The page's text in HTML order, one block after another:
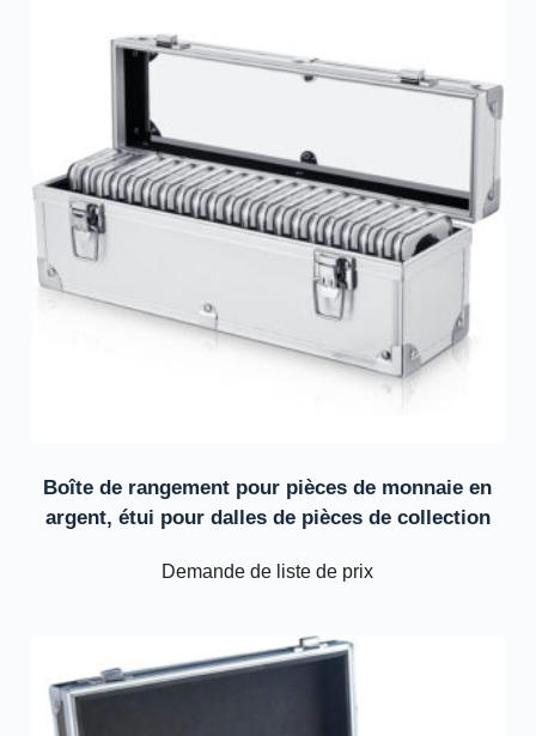
Boîte de rangement pour pièces de monnaie en
argent, étui pour dalles de pièces de collection
Demande de liste de prix